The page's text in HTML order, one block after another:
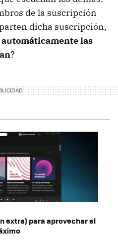
de la suscripción
dicha suscripción,
las
?
extra) para aprovechar el